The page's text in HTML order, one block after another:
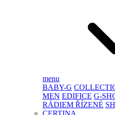
menu
BABY-G
MEN EDIFICE G-
RÁDIEM ŘÍZENÉ
CERTINA